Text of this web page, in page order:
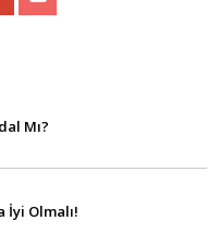
Mı?
İyi Olmalı!